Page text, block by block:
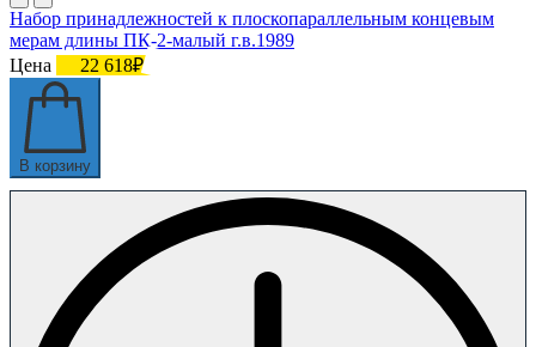
Набор принадлежностей к плоскопараллельным концевым
мерам длины ПК-2-малый г.в.1989
Цена
22 618₽
В корзину